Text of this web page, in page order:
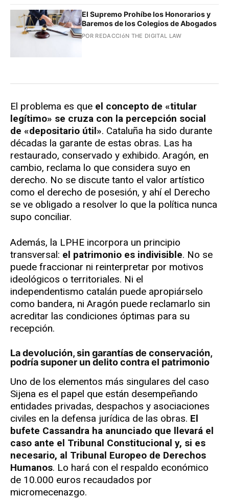
El Supremo Prohíbe los Honorarios y
Baremos de los Colegios de Abogados
POR REDACCIóN THE DIGITAL LAW
El problema es que el concepto de «titular
legítimo» se cruza con la percepción social
de «depositario útil». Cataluña ha sido durante
décadas la garante de estas obras. Las ha
restaurado, conservado y exhibido. Aragón, en
cambio, reclama lo que considera suyo en
derecho. No se discute tanto el valor artístico
como el derecho de posesión, y ahí el Derecho
se ve obligado a resolver lo que la política nunca
supo conciliar.
Además, la LPHE incorpora un principio
transversal: el patrimonio es indivisible. No se
puede fraccionar ni reinterpretar por motivos
ideológicos o territoriales. Ni el
independentismo catalán puede apropiárselo
como bandera, ni Aragón puede reclamarlo sin
acreditar las condiciones óptimas para su
recepción.
La devolución, sin garantías de conservación,
podría suponer un delito contra el patrimonio
Uno de los elementos más singulares del caso
Sijena es el papel que están desempeñando
entidades privadas, despachos y asociaciones
civiles en la defensa jurídica de las obras. El
bufete Cassandra ha anunciado que llevará el
caso ante el Tribunal Constitucional y, si es
necesario, al Tribunal Europeo de Derechos
Humanos. Lo hará con el respaldo económico
de 10.000 euros recaudados por
micromecenazgo.